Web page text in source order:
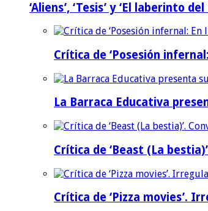
‘Aliens’, ‘Tesis’ y ‘El laberinto
Crítica de ‘Posesión
La Barraca Educativa
Crítica de ‘Beast (La
Crítica de ‘Pizza movies’.